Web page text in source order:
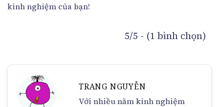
kinh nghiệm của bạn!
5/5 - (1 bình chọn)
TRANG NGUYỄN
Với nhiều năm kinh nghiệm